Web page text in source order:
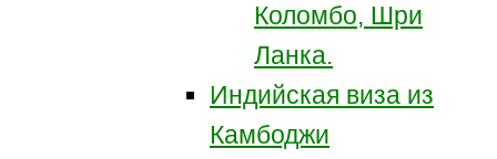
Коломбо, Шри
Ланка.
Индийская виза из
Камбоджи